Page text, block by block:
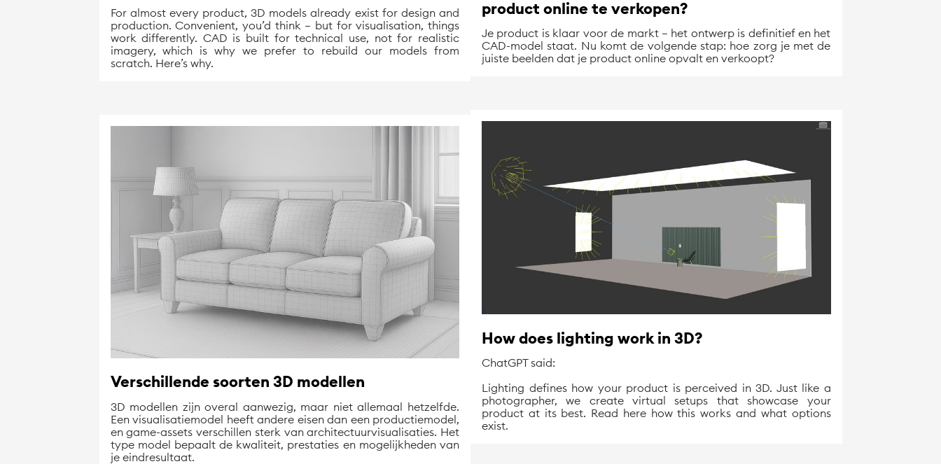
For almost every product, 3D models already exist for design and
production. Convenient, you’d think — but for visualisation, things
work differently. CAD is built for technical use, not for realistic
imagery, which is why we prefer to rebuild our models from
scratch. Here’s why.
Verschillende soorten 3D modellen
3D modellen zijn overal aanwezig, maar niet allemaal hetzelfde.
Een visualisatiemodel heeft andere eisen dan een productiemodel,
en game-assets verschillen sterk van architectuurvisualisaties. Het
type model bepaalt de kwaliteit, prestaties en mogelijkheden van
je eindresultaat.
product online te verkopen?
Je product is klaar voor de markt – het ontwerp is definitief en het
CAD-model staat. Nu komt de volgende stap: hoe zorg je met de
juiste beelden dat je product online opvalt en verkoopt?
How does lighting work in 3D?
ChatGPT said:
Lighting defines how your product is perceived in 3D. Just like a
photographer, we create virtual setups that showcase your
product at its best. Read here how this works and what options
exist.